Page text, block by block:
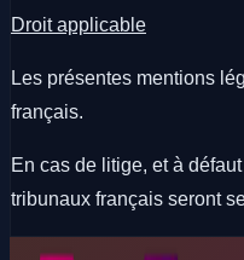
Droit applicable
Les présentes mentions
français.
En cas de litige, et à
tribunaux français seront